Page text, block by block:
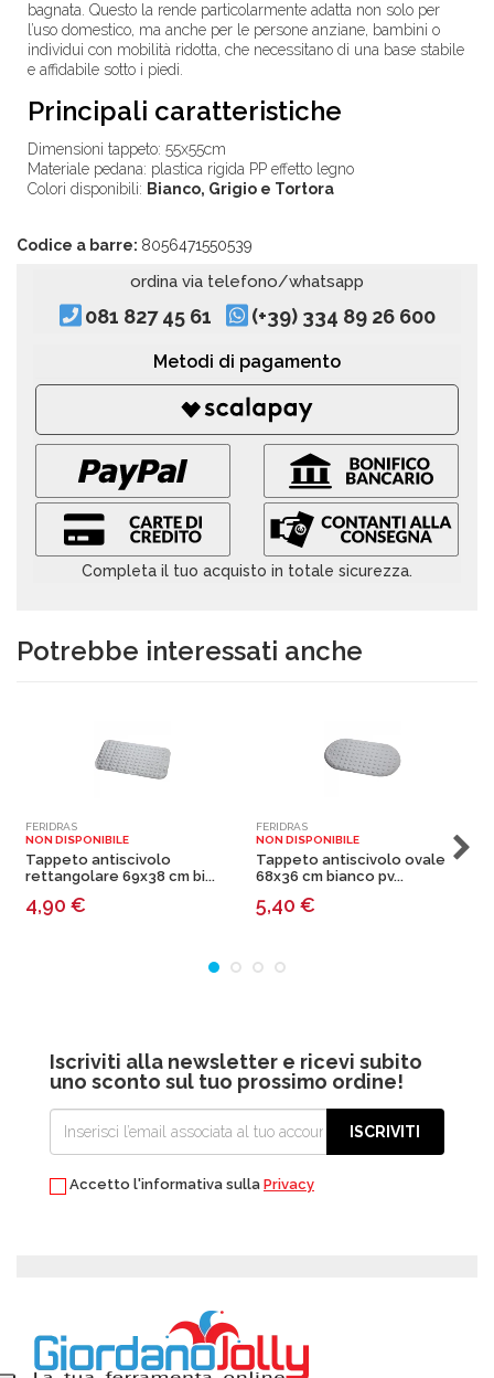
bagnata. Questo la rende particolarmente adatta non solo per
l’uso domestico, ma anche per le persone anziane, bambini o
individui con mobilità ridotta, che necessitano di una base stabile
e affidabile sotto i piedi.
Principali caratteristiche
Dimensioni tappeto: 55x55cm
Materiale pedana: plastica rigida PP effetto legno
Colori disponibili: Bianco, Grigio e Tortora
Codice a barre: 8056471550539
ordina via telefono/whatsapp
081 827 45 61 (+39) 334 89 26 600
Metodi di pagamento
Completa il tuo acquisto in totale sicurezza.
Potrebbe interessati anche
FERIDRAS
NON DISPONIBILE
Tappeto antiscivolo
rettangolare 69x38 cm bi...
4,90 €
FERIDRAS
NON DISPONIBILE
Tappeto antiscivolo ovale
68x36 cm bianco pv...
5,40 €
Iscriviti alla newsletter e ricevi subito
uno sconto sul tuo prossimo ordine!
ISCRIVITI
Accetto l'informativa sulla Privacy